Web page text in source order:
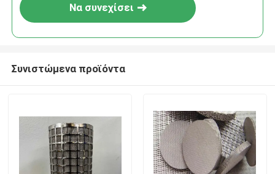
Να συνεχίσει
Συνιστώμενα προϊόντα